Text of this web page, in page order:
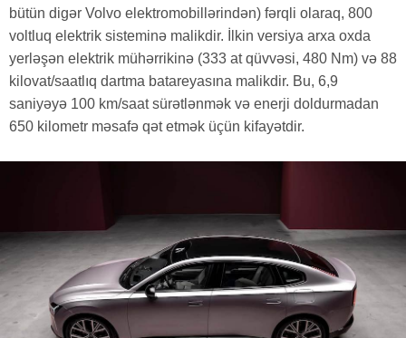
bütün digər Volvo elektromobillərindən) fərqli olaraq, 800
voltluq elektrik sisteminə malikdir. İlkin versiya arxa oxda
yerləşən elektrik mühərrikinə (333 at qüvvəsi, 480 Nm) və 88
kilovat/saatlıq dartma batareyasına malikdir. Bu, 6,9
saniyəyə 100 km/saat sürətlənmək və enerji doldurmadan
650 kilometr məsafə qət etmək üçün kifayətdir.